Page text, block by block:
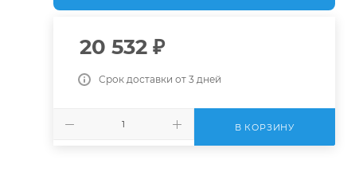
20 532₽
Срок доставки от 3 дней
В КОРЗИНУ